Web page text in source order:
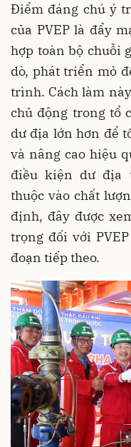
Điểm đáng chú ý
của PVEP là đẩy
hợp toàn bộ chuỗi
dò, phát triển mỏ
trình. Cách làm
chủ động trong tổ
dư địa lớn hơn để
và nâng cao hiệu
điều kiện dư địa
thuộc vào chất
định, đây được
trọng đối với
đoạn tiếp theo.